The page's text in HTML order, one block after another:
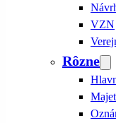
VZN
Rôzne